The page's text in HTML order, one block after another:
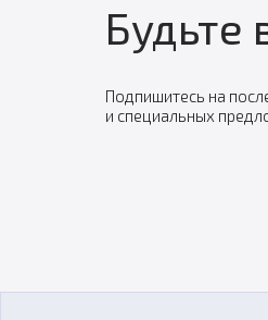
Будьте
Подпишитесь на
и специальных